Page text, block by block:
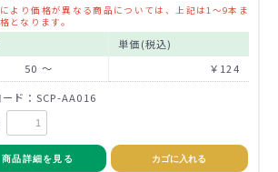
より価格が異なる商品については、上記は1～9本ま
となります。
単価(税込)
50 ～
￥124
ド：SCP-AA016
商品詳細を見る カゴに入れる